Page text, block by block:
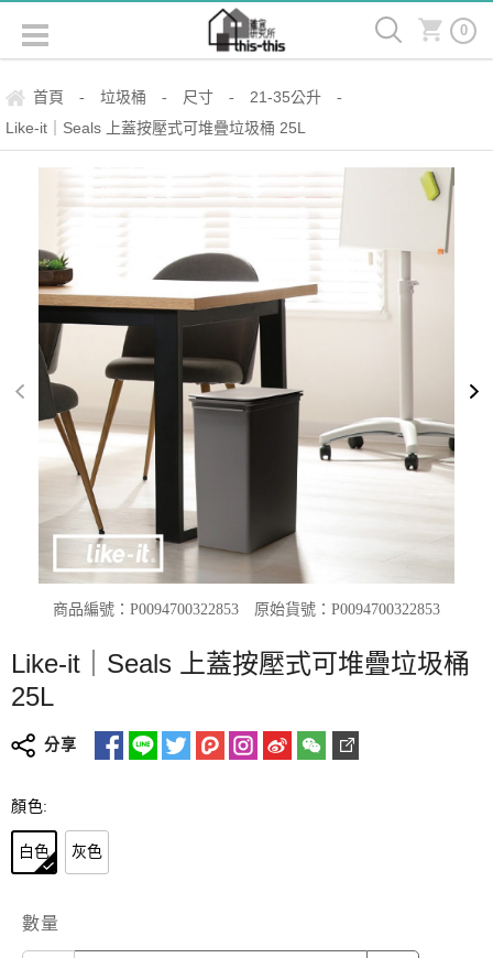
0
首頁 - 垃圾桶 - 尺寸 - 21-35公升 -
Like-it｜Seals 上蓋按壓式可堆疊垃圾桶 25L
商品編號：P0094700322853 原始貨號：P0094700322853
Like-it｜Seals 上蓋按壓式可堆疊垃圾桶
25L
分享
顏色:
白色 灰色
數量